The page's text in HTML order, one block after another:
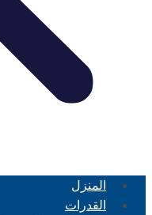
المنزل
القدرات